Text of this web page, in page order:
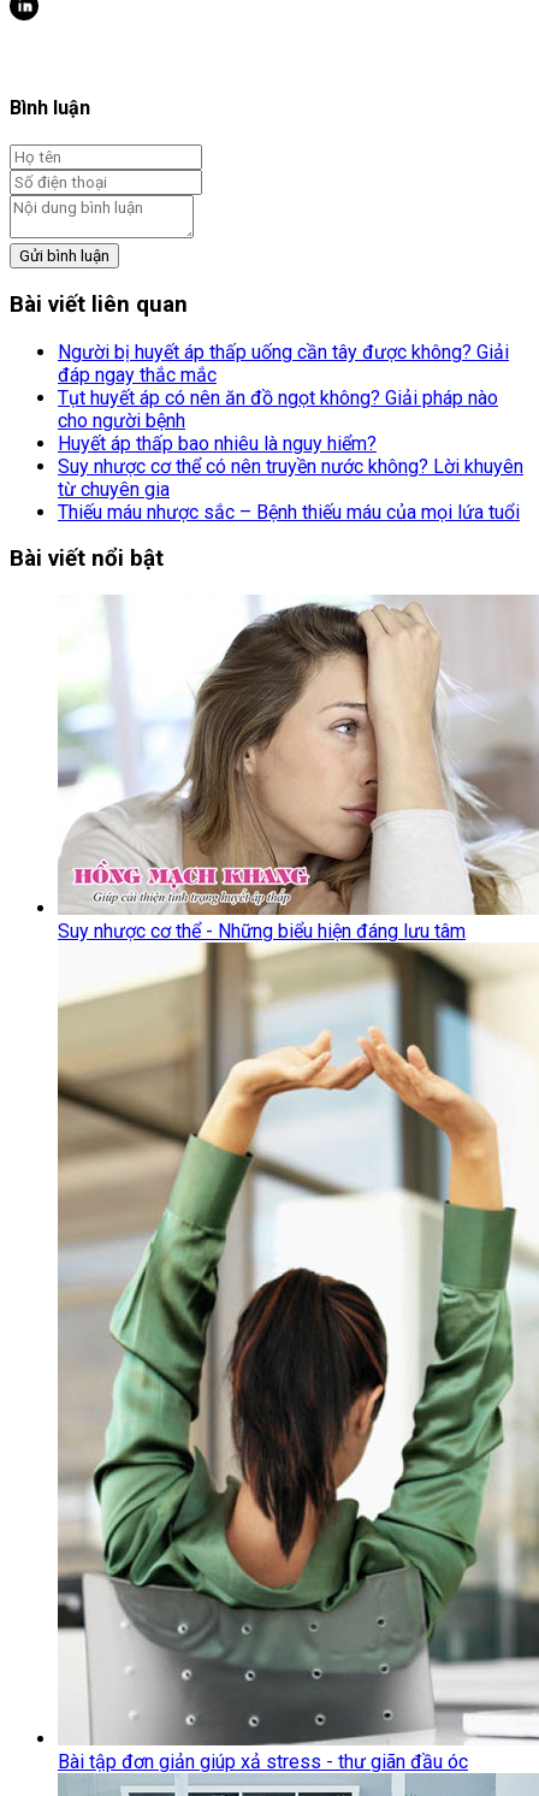
Bình luận
Gửi bình luận
Bài viết liên quan
Người bị huyết áp thấp uống cần tây được không? Giải
đáp ngay thắc mắc
Tụt huyết áp có nên ăn đồ ngọt không? Giải pháp nào
cho người bệnh
Huyết áp thấp bao nhiêu là nguy hiểm?
Suy nhược cơ thể có nên truyền nước không? Lời khuyên
từ chuyên gia
Thiếu máu nhược sắc – Bệnh thiếu máu của mọi lứa tuổi
Bài viết nổi bật
Suy nhược cơ thể - Những biểu hiện đáng lưu tâm
Bài tập đơn giản giúp xả stress - thư giãn đầu óc